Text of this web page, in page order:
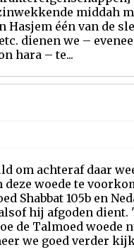
middah
Hasjem één van de
dienen we –
hara – te...
om achteraf daar
deze woede te
Shabbat 105b en
hij afgoden
de Talmoed woede
we goed verder